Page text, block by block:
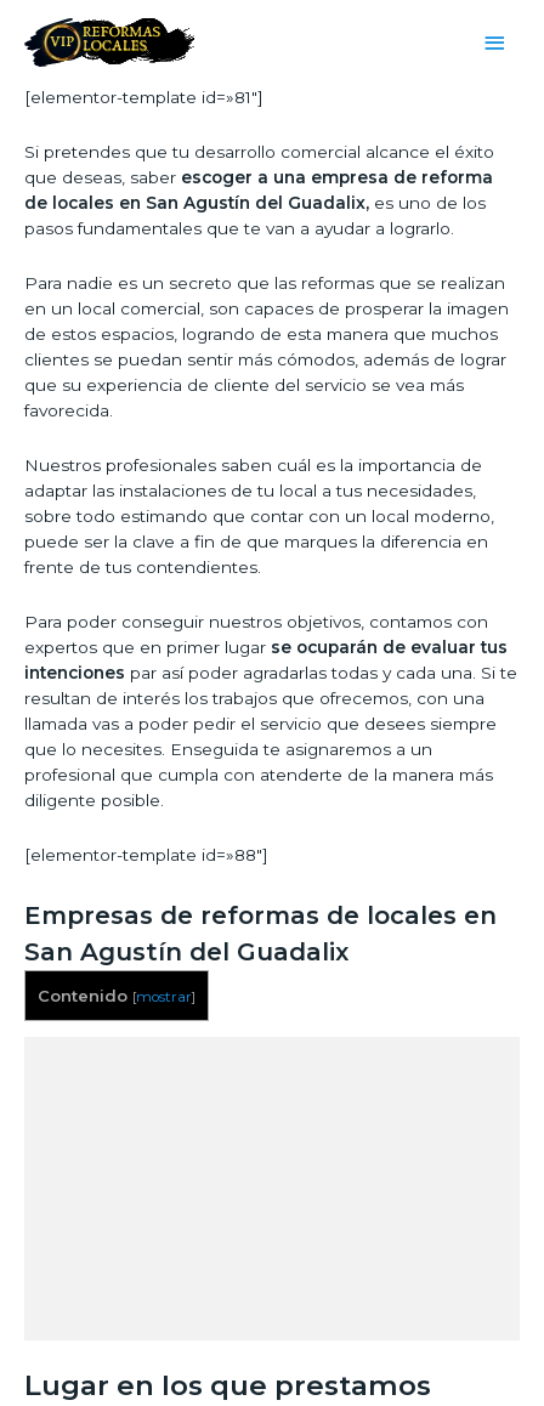
[elementor-template id=»81″]
Si pretendes que tu desarrollo comercial alcance el éxito
que deseas, saber escoger a una empresa de reforma
de locales en San Agustín del Guadalix, es uno de los
pasos fundamentales que te van a ayudar a lograrlo.
Para nadie es un secreto que las reformas que se realizan
en un local comercial, son capaces de prosperar la imagen
de estos espacios, logrando de esta manera que muchos
clientes se puedan sentir más cómodos, además de lograr
que su experiencia de cliente del servicio se vea más
favorecida.
Nuestros profesionales saben cuál es la importancia de
adaptar las instalaciones de tu local a tus necesidades,
sobre todo estimando que contar con un local moderno,
puede ser la clave a fin de que marques la diferencia en
frente de tus contendientes.
Para poder conseguir nuestros objetivos, contamos con
expertos que en primer lugar se ocuparán de evaluar tus
intenciones par así poder agradarlas todas y cada una. Si te
resultan de interés los trabajos que ofrecemos, con una
llamada vas a poder pedir el servicio que desees siempre
que lo necesites. Enseguida te asignaremos a un
profesional que cumpla con atenderte de la manera más
diligente posible.
[elementor-template id=»88″]
Empresas de reformas de locales en
San Agustín del Guadalix
Contenido [mostrar]
Lugar en los que prestamos